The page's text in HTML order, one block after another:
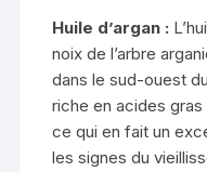
Huile d’argan :
noix de l’arbre
dans le sud-ouest
riche en acides
ce qui en fait un
les signes du